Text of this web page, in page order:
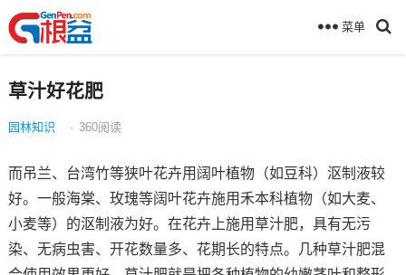
菜单
草汁好花肥
园林知识 · 360阅读
而吊兰、台湾竹等狭叶花卉用阔叶植物（如豆科）沤制液较
好。一般海棠、玫瑰等阔叶花卉施用禾本科植物（如大麦、
小麦等）的沤制液为好。在花卉上施用草汁肥，具有无污
染、无病虫害、开花数量多、花期长的特点。几种草汁肥混